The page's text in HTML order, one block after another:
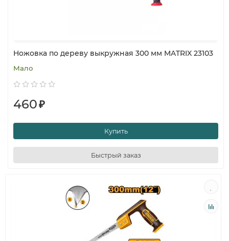
Ножовка по дереву выкружная 300 мм MATRIX 23103
Мало
460₽
Купить
Быстрый заказ